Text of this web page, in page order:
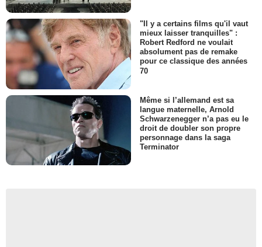
"Il y a certains films qu'il vaut
mieux laisser tranquilles" :
Robert Redford ne voulait
absolument pas de remake
pour ce classique des années
70
Même si l’allemand est sa
langue maternelle, Arnold
Schwarzenegger n’a pas eu le
droit de doubler son propre
personnage dans la saga
Terminator